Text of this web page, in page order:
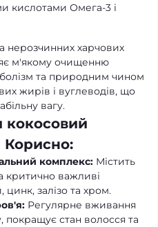
кислотами Омега-3 і
нерозчинних харчових
м'якому очищенню
та природним чином
жирів і вуглеводів, що
вагу.
кокосовий
Корисно:
комплекс: Містить
критично важливі
цинк, залізо та хром.
Регулярне вживання
покращує стан волосся та